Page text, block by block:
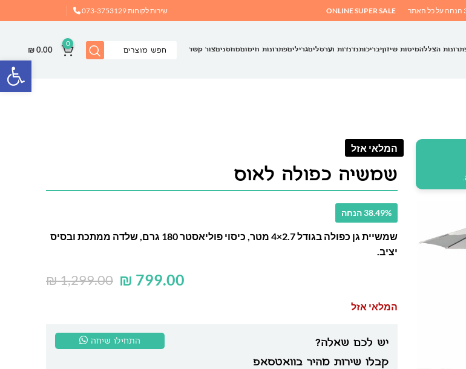
ONLINE SUPER SALE שירות לקוחות073-3753129
הצללהמיטות שיזוףבריכותנדנדות וערסליםגריליםפתרונות חימוםמחסניםצור קשר
0
₪0.00
המלאי אזל
שמשיה כפולה לאוס
38.49% הנחה
שמשיית גן כפולה בגודל 2.7×4 מטר, כיסוי פוליאסטר 180 גרם, שלדה ממתכת ובסיס
יציב.
₪1,299.00 ₪ 799.00
המלאי אזל
יש לכם שאלה?
קבלו שירות מהיר בוואטסאפ
התחילו שיחה